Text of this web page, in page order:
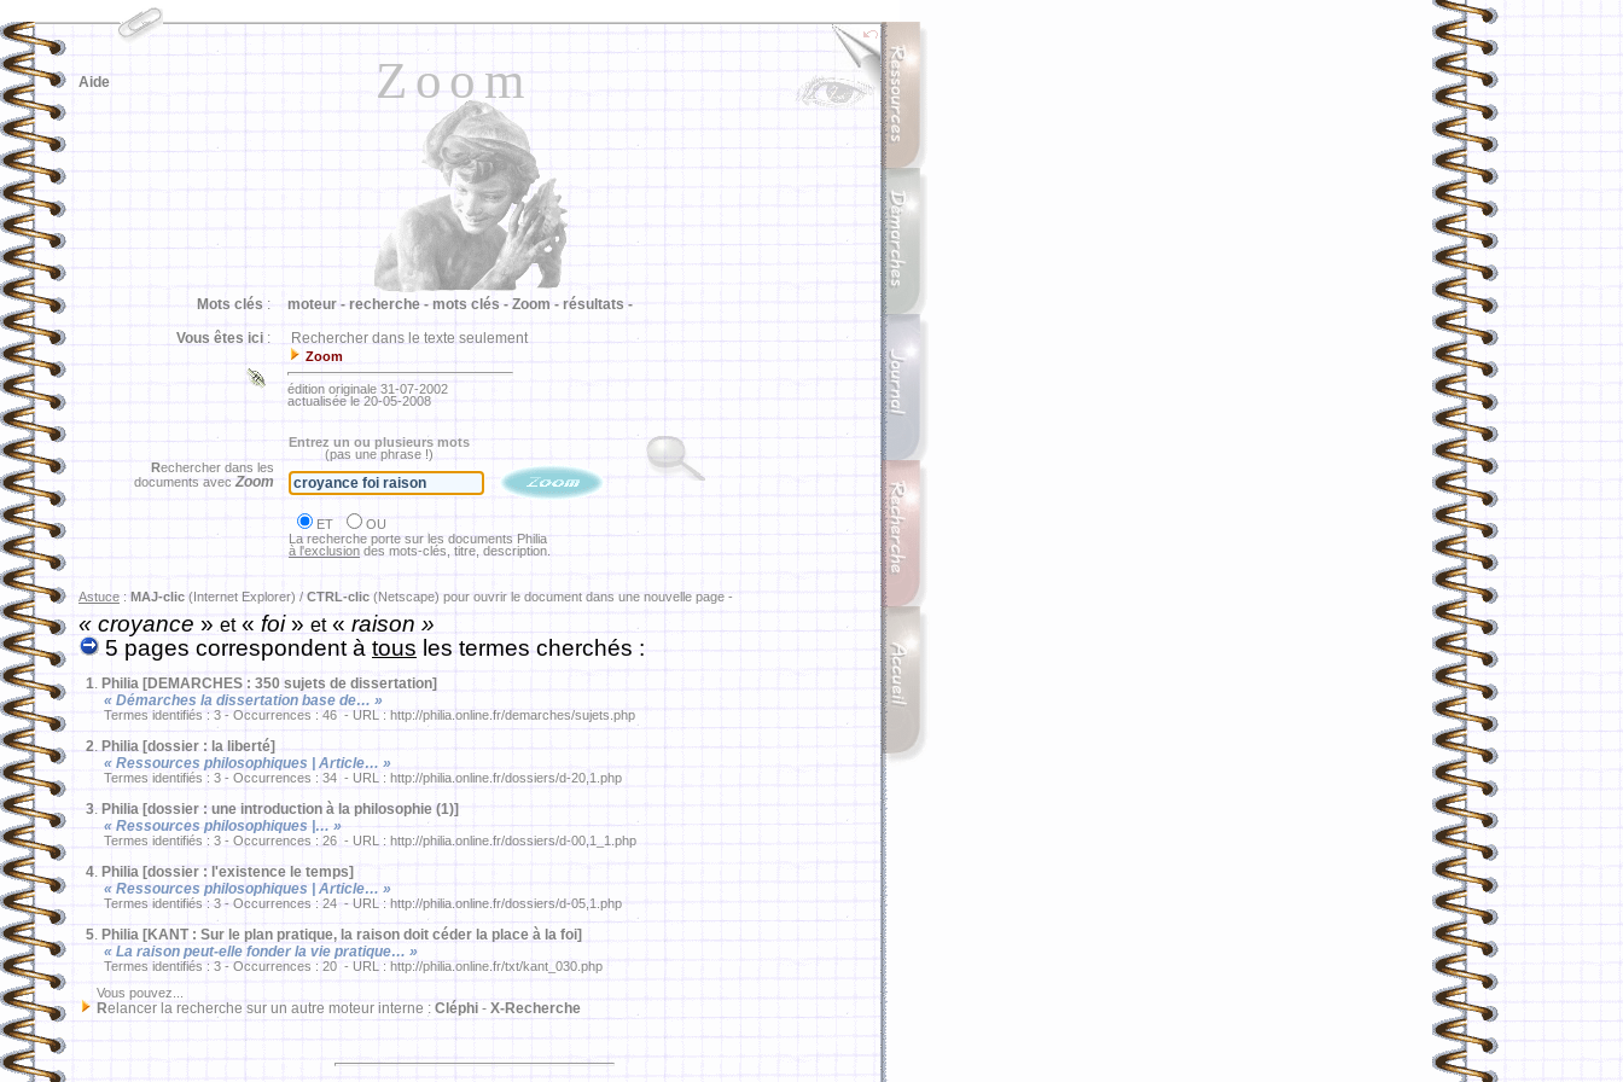
Zoom
Aide
Mots clés : moteur - recherche - mots clés - Zoom - résultats -
Vous êtes ici : Rechercher dans le texte seulement
Zoom
édition originale 31-07-2002
actualisée le 20-05-2008
Rechercher dans les
documents avec Zoom
Entrez un ou plusieurs mots
(pas une phrase !)
ET
OU
La recherche porte sur les documents Philia
à l'exclusion des mots-clés, titre, description.
Astuce : MAJ-clic (Internet Explorer) / CTRL-clic (Netscape) pour ouvrir le document dans une nouvelle page -
« croyance » et« foi» et« raison »
5 pages correspondent à tous les termes cherchés :
1. Philia [DEMARCHES : 350 sujets de dissertation]
« Démarches la dissertation base de… »
Termes identifiés : 3 - Occurrences : 46 - URL : http://philia.online.fr/demarches/sujets.php
2. Philia [dossier : la liberté]
« Ressources philosophiques | Article… »
Termes identifiés : 3 - Occurrences : 34 - URL : http://philia.online.fr/dossiers/d-20,1.php
3. Philia [dossier : une introduction à la philosophie (1)]
« Ressources philosophiques |… »
Termes identifiés : 3 - Occurrences : 26 - URL : http://philia.online.fr/dossiers/d-00,1_1.php
4. Philia [dossier : l'existence le temps]
« Ressources philosophiques | Article… »
Termes identifiés : 3 - Occurrences : 24 - URL : http://philia.online.fr/dossiers/d-05,1.php
5. Philia [KANT : Sur le plan pratique, la raison doit céder la place à la foi]
« La raison peut-elle fonder la vie pratique… »
Termes identifiés : 3 - Occurrences : 20 - URL : http://philia.online.fr/txt/kant_030.php
Vous pouvez...
Relancer la recherche sur un autre moteur interne : Cléphi - X-Recherche